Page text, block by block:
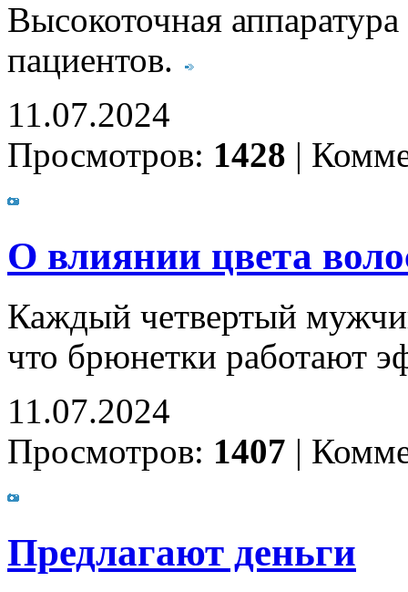
Высокоточная аппаратура
пациентов.
11.07.2024
Просмотров: 1428 |
О влиянии цвета
Каждый четвертый
что брюнетки работают
11.07.2024
Просмотров: 1407 |
Предлагают деньги